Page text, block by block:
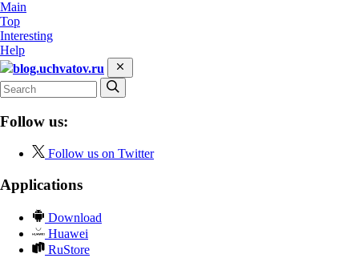
Main
Top
Interesting
Help
blog.uchvatov.ru
Follow us:
Follow us on Twitter
Applications
Download
Huawei
RuStore